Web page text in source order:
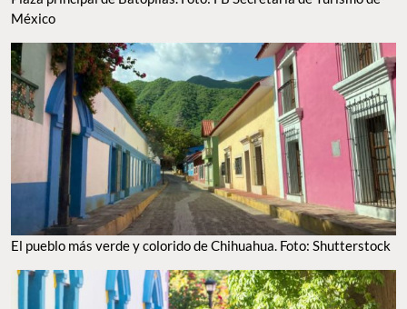
México
El pueblo más verde y colorido de Chihuahua. Foto: Shutterstock